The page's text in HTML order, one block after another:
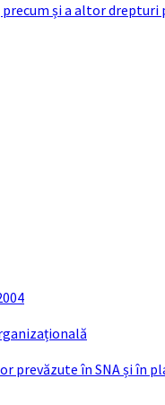
și a altor drepturi
prevăzute în SNA și în